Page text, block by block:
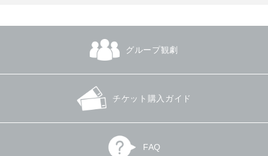
グループ観劇
チケット購入ガイド
FAQ